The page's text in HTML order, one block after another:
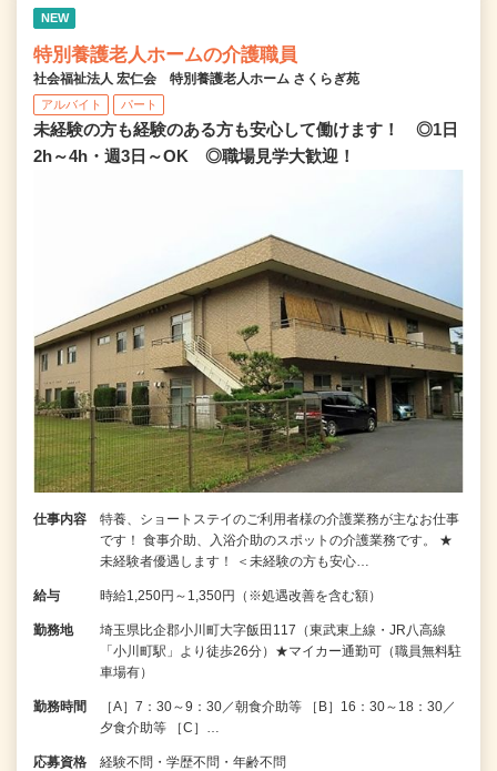
NEW
特別養護老人ホームの介護職員
社会福祉法人 宏仁会 特別養護老人ホーム さくらぎ苑
アルバイト パート
未経験の方も経験のある方も安心して働けます！ ◎1日
2h～4h・週3日～OK ◎職場見学大歓迎！
仕事内容
特養、ショートステイのご利用者様の介護業務が主なお仕事
です！ 食事介助、入浴介助のスポットの介護業務です。 ★
未経験者優遇します！ ＜未経験の方も安心…
給与 時給1,250円～1,350円（※処遇改善を含む額）
勤務地
埼玉県比企郡小川町大字飯田117（東武東上線・JR八高線
「小川町駅」より徒歩26分）★マイカー通勤可（職員無料駐
車場有）
勤務時間
［A］7：30～9：30／朝食介助等 ［B］16：30～18：30／
夕食介助等 ［C］…
応募資格 経験不問・学歴不問・年齢不問